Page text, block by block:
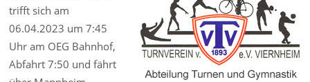
trifft sich am
06.04.2023 um 7:45
Uhr am OEG Bahnhof,
Abfahrt 7:50 und fährt